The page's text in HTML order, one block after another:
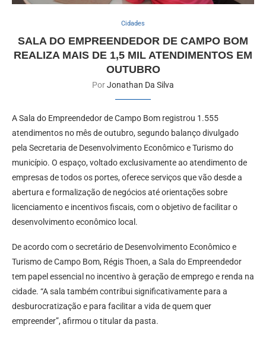
Cidades
SALA DO EMPREENDEDOR DE CAMPO BOM
REALIZA MAIS DE 1,5 MIL ATENDIMENTOS EM
OUTUBRO
PorJonathan Da Silva
A Sala do Empreendedor de Campo Bom registrou 1.555
atendimentos no mês de outubro, segundo balanço divulgado
pela Secretaria de Desenvolvimento Econômico e Turismo do
município. O espaço, voltado exclusivamente ao atendimento de
empresas de todos os portes, oferece serviços que vão desde a
abertura e formalização de negócios até orientações sobre
licenciamento e incentivos fiscais, com o objetivo de facilitar o
desenvolvimento econômico local.
De acordo com o secretário de Desenvolvimento Econômico e
Turismo de Campo Bom, Régis Thoen, a Sala do Empreendedor
tem papel essencial no incentivo à geração de emprego e renda na
cidade. “A sala também contribui significativamente para a
desburocratização e para facilitar a vida de quem quer
empreender”, afirmou o titular da pasta.